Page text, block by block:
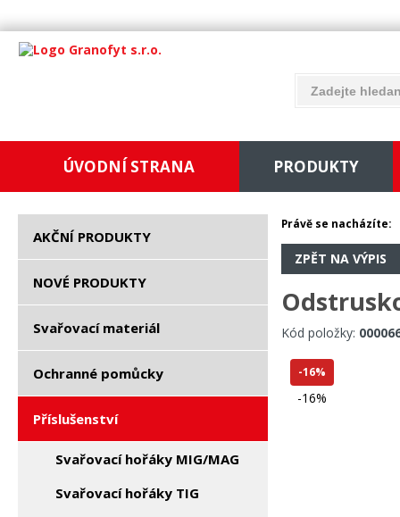
ÚVODNÍ STRANA PRODUKTY
AKČNÍ PRODUKTY
NOVÉ PRODUKTY
Svařovací materiál
Ochranné pomůcky
Příslušenství
Svařovací hořáky MIG/MAG
Svařovací hořáky TIG
Právě se nacházíte:
ZPĚT NA VÝPIS
Kód položky:
-16%
-16%